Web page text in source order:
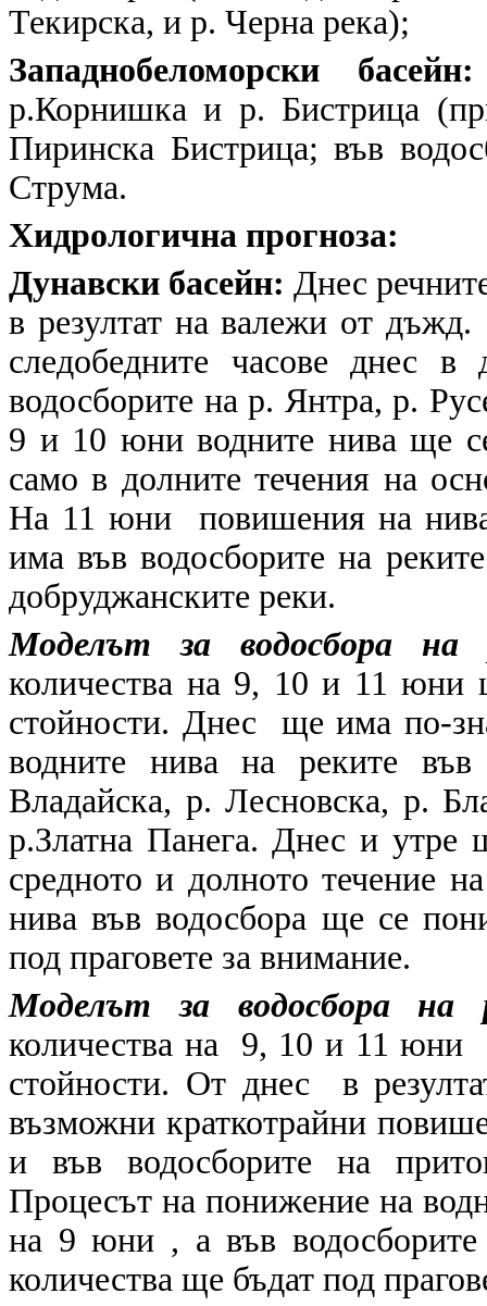
Текирска, и р. Черна река);
Западнобеломорски басейн:
р.Корнишка и р. Бистрица
Пиринска Бистрица; във
Струма.
Хидрологична прогноза:
Дунавски басейн: Днес
в резултат на валежи от
следобедните часове днес
водосборите на р. Янтра, р.
9 и 10 юни водните нива ще
само в долните течения на
На 11 юни повишения на
има във водосборите на
добруджанските реки.
Моделът за водосбора на
количества на 9, 10 и 11 юни
стойности. Днес ще има по-
водните нива на реките
Владайска, р. Лесновска, р.
р.Златна Панега. Днес и
средното и долното течение
нива във водосбора ще се
под праговете за внимание.
Моделът за водосбора на
количества на 9, 10 и 11 юни
стойности. От днес в
възможни краткотрайни
и във водосборите на
Процесът на понижение на
на 9 юни , а във
количества ще бъдат под